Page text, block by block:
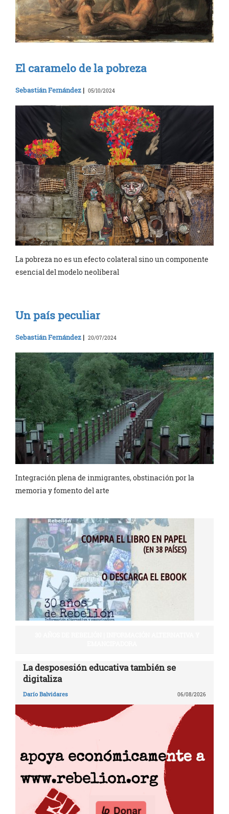
El caramelo de la pobreza
Sebastián Fernández | 05/10/2024
La pobreza no es un efecto colateral sino un componente
esencial del modelo neoliberal
Un país peculiar
Sebastián Fernández | 20/07/2024
Integración plena de inmigrantes, obstinación por la
memoria y fomento del arte
La desposesión educativa también se
digitaliza
Darío Balvidares 06/08/2026